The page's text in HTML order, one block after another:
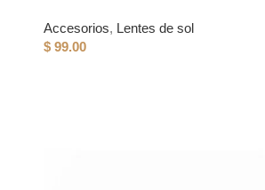
Accesorios, Lentes de sol
$ 99.00